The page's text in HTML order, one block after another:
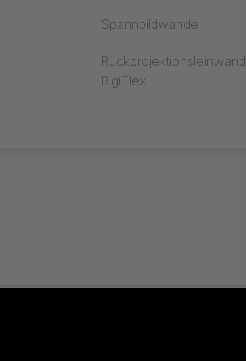
Spannbildwände
Rückprojektionsleinwand
RigiFlex